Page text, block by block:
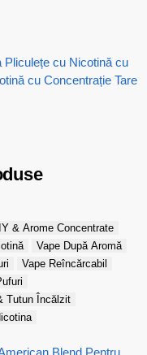
Pliculețe cu Nicotină cu
cu Concentrație Tare
& Arome Concentrate
Vape După Aromă
Vape Reîncărcabil
Tutun Încălzit
Blend Pentru